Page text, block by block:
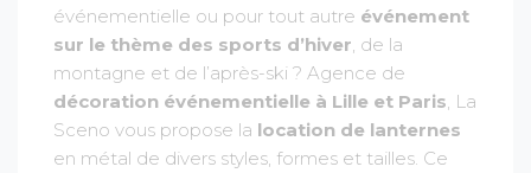
événementielle ou pour tout autre événement
sur le thème des sports d’hiver , de la
montagne et de l’après-ski ? Agence de
décoration événementielle à Lille et Paris , La
Sceno vous propose la location de lanternes
en métal de divers styles, formes et tailles. Ce